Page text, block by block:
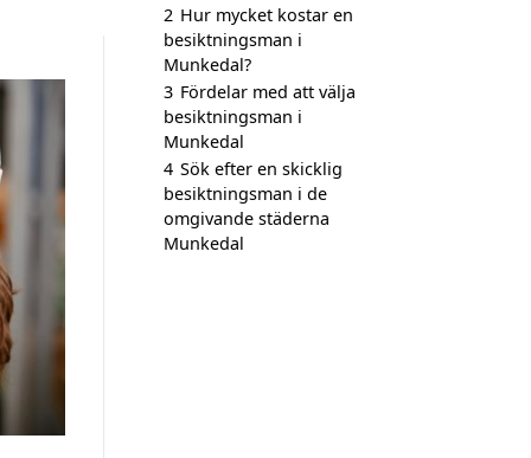
2 Hur mycket kostar en
besiktningsman i
Munkedal?
3 Fördelar med att välja
besiktningsman i
Munkedal
4 Sök efter en skicklig
besiktningsman i de
omgivande städerna
Munkedal